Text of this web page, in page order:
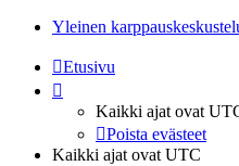
Yleinen
Etusivu
Kaikki ajat ovat
Poista evästeet
Kaikki ajat ovat UTC